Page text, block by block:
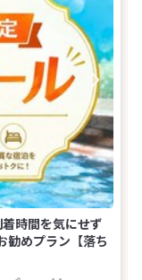
時間を気にせず
勧めプラン【落ち